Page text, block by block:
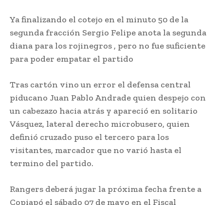
Ya finalizando el cotejo en el minuto 50 de la
segunda fracción Sergio Felipe anota la segunda
diana para los rojinegros , pero no fue suficiente
para poder empatar el partido
Tras cartón vino un error el defensa central
piducano Juan Pablo Andrade quien despejo con
un cabezazo hacia atrás y apareció en solitario
Vásquez, lateral derecho microbusero, quien
definió cruzado puso el tercero para los
visitantes, marcador que no varió hasta el
termino del partido.
Rangers deberá jugar la próxima fecha frente a
Copiapó el sábado 07 de mayo en el Fiscal